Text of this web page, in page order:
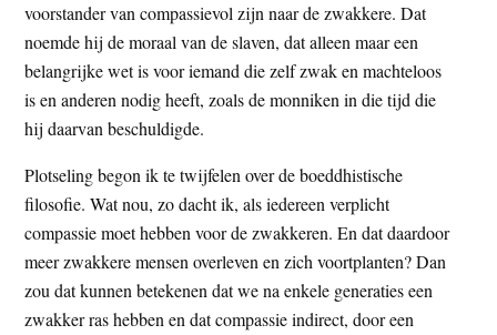
voorstander van compassievol zijn naar de zwakkere. Dat
noemde hij de moraal van de slaven, dat alleen maar een
belangrijke wet is voor iemand die zelf zwak en machteloos
is en anderen nodig heeft, zoals de monniken in die tijd die
hij daarvan beschuldigde.
Plotseling begon ik te twijfelen over de boeddhistische
filosofie. Wat nou, zo dacht ik, als iedereen verplicht
compassie moet hebben voor de zwakkeren. En dat daardoor
meer zwakkere mensen overleven en zich voortplanten? Dan
zou dat kunnen betekenen dat we na enkele generaties een
zwakker ras hebben en dat compassie indirect, door een